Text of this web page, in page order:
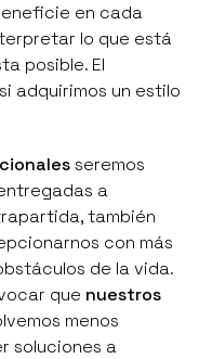
en cada
lo que está
posible. El
adquirimos un estilo
seremos
a
también
con más
de la vida.
que nuestros
menos
soluciones a